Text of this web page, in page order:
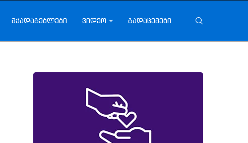
მქადაგებლები ვიდეო გადაცემები